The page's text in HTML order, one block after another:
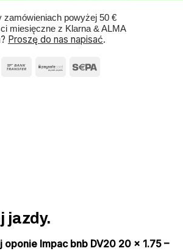
zamówieniach powyżej 50 €
miesięczne z Klarna & ALMA
Proszę do nas napisać.
jazdy.
oponie Impac bnb DV20 20 x 1.75 –